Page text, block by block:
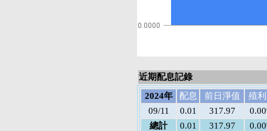
0.0000
近期配息記錄
2024年
配息 前日淨值
殖
09/11
0.01 317.97
總計
0.01 317.97